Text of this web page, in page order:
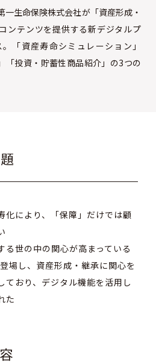
生命保険株式会社が「資産形成・
ンテンツを提供する新デジタルプ
「資産寿命シミュレーション」
「投資・貯蓄性商品紹介」の3つの
化により、「保障」だけでは顧
る世の中の関心が高まっている
場し、資産形成・継承に関心を
ており、デジタル機能を活用し
た